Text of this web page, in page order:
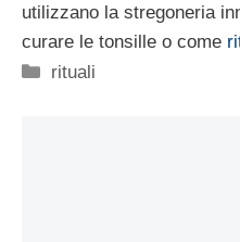
utilizzano la stregoneria
curare le tonsille o come
Categorie
rituali